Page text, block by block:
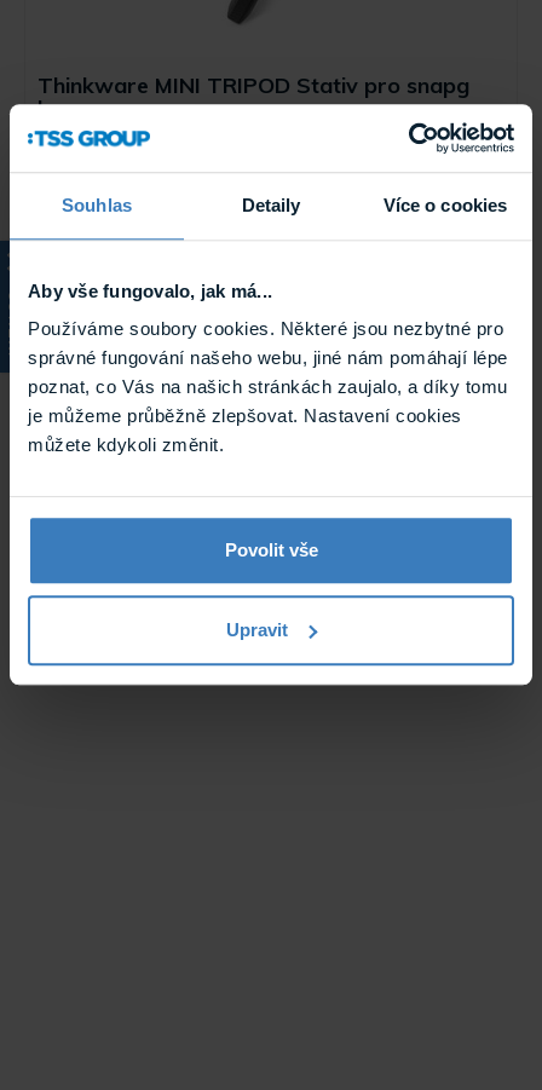
Souhlas Detaily Více o cookies
Aby vše fungovalo, jak má...
Používáme soubory cookies. Některé jsou nezbytné pro
správné fungování našeho webu, jiné nám pomáhají lépe
poznat, co Vás na našich stránkách zaujalo, a díky tomu
je můžeme průběžně zlepšovat. Nastavení cookies
můžete kdykoli změnit.
Povolit vše
Upravit
KATALOG
Thinkware MINI TRIPOD Stativ pro snapg
kameru
MINI TRIPOD je ideální pro cestování, což umožňuje, že se
během vlogování můžete soustředit na svůj výlet a cestovat
inteligentně.
Skladem